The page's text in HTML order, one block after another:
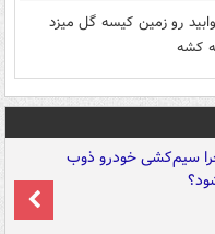
رو زمین کیسه گل میزد
کشه